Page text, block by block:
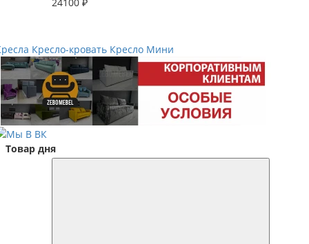
24100 ₽
Кресло-кровать Кресло Мини
Товар дня